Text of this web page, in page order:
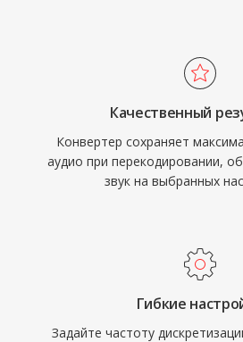
Качественный
Конвертер сохраняет
аудио при перекодировании,
звук на выбранных
Гибкие
Задайте частоту